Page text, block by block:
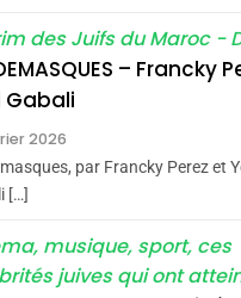
SOUVENIRS
Accords D’Isaac:
S’étendre À 13
2025, L’année
Meurtrière
des Juifs du Maroc -
– Francky
Gabali
2026
par Francky Perez et
[…]
musique, sport, ces
juives qui ont